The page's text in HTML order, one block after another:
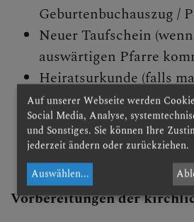
Geburtenbuchauszug /
Neuer Taufschein
auswärtigen Pfarre
Heiratsurkunde (falls
standesamtlich
Wünsche und
Trauungsfeier
Vorbereitungen der
Auf unserer Webseite werden
Social Media, Analyse,
und Sonstiges. Sie können Ihre
jederzeit ändern oder zurückziehen.
Auswählen...